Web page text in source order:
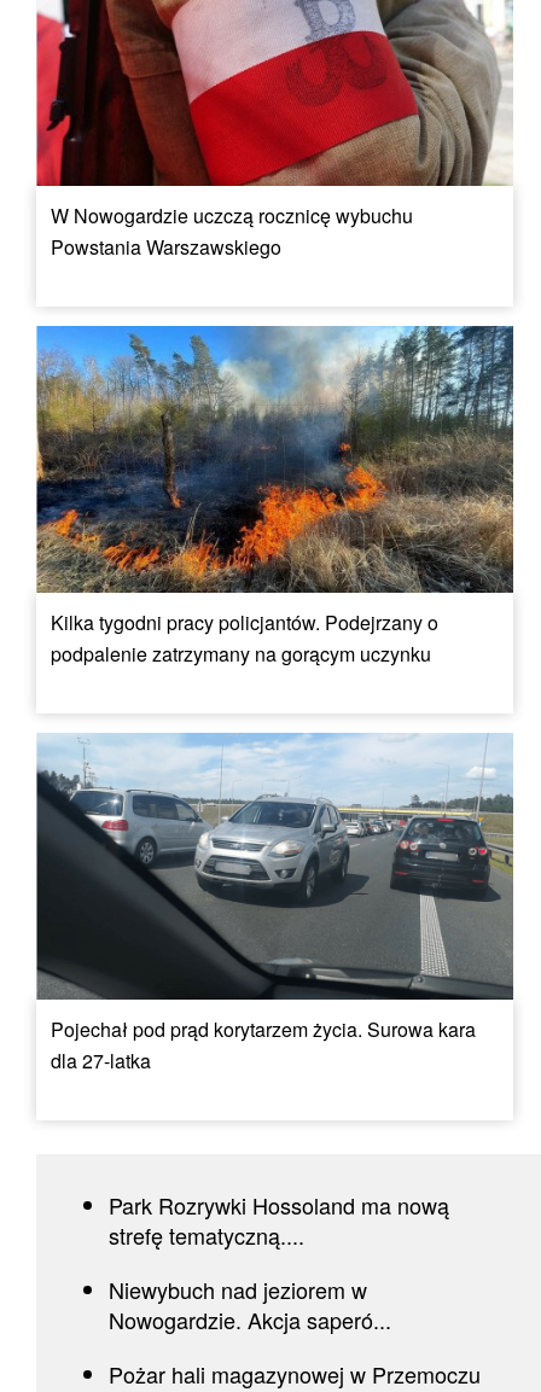
W Nowogardzie uczczą rocznicę wybuchu
Powstania Warszawskiego
Kilka tygodni pracy policjantów. Podejrzany o
podpalenie zatrzymany na gorącym uczynku
Pojechał pod prąd korytarzem życia. Surowa kara
dla 27-latka
Park Rozrywki Hossoland ma nową
strefę tematyczną....
Niewybuch nad jeziorem w
Nowogardzie. Akcja saperó...
Pożar hali magazynowej w Przemoczu